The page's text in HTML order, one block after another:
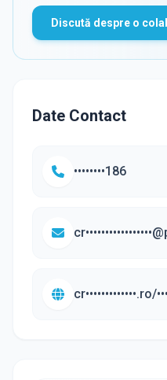
Discută despre o
Date Contact
••••••••186
cr•••••••••••••.ro/•••